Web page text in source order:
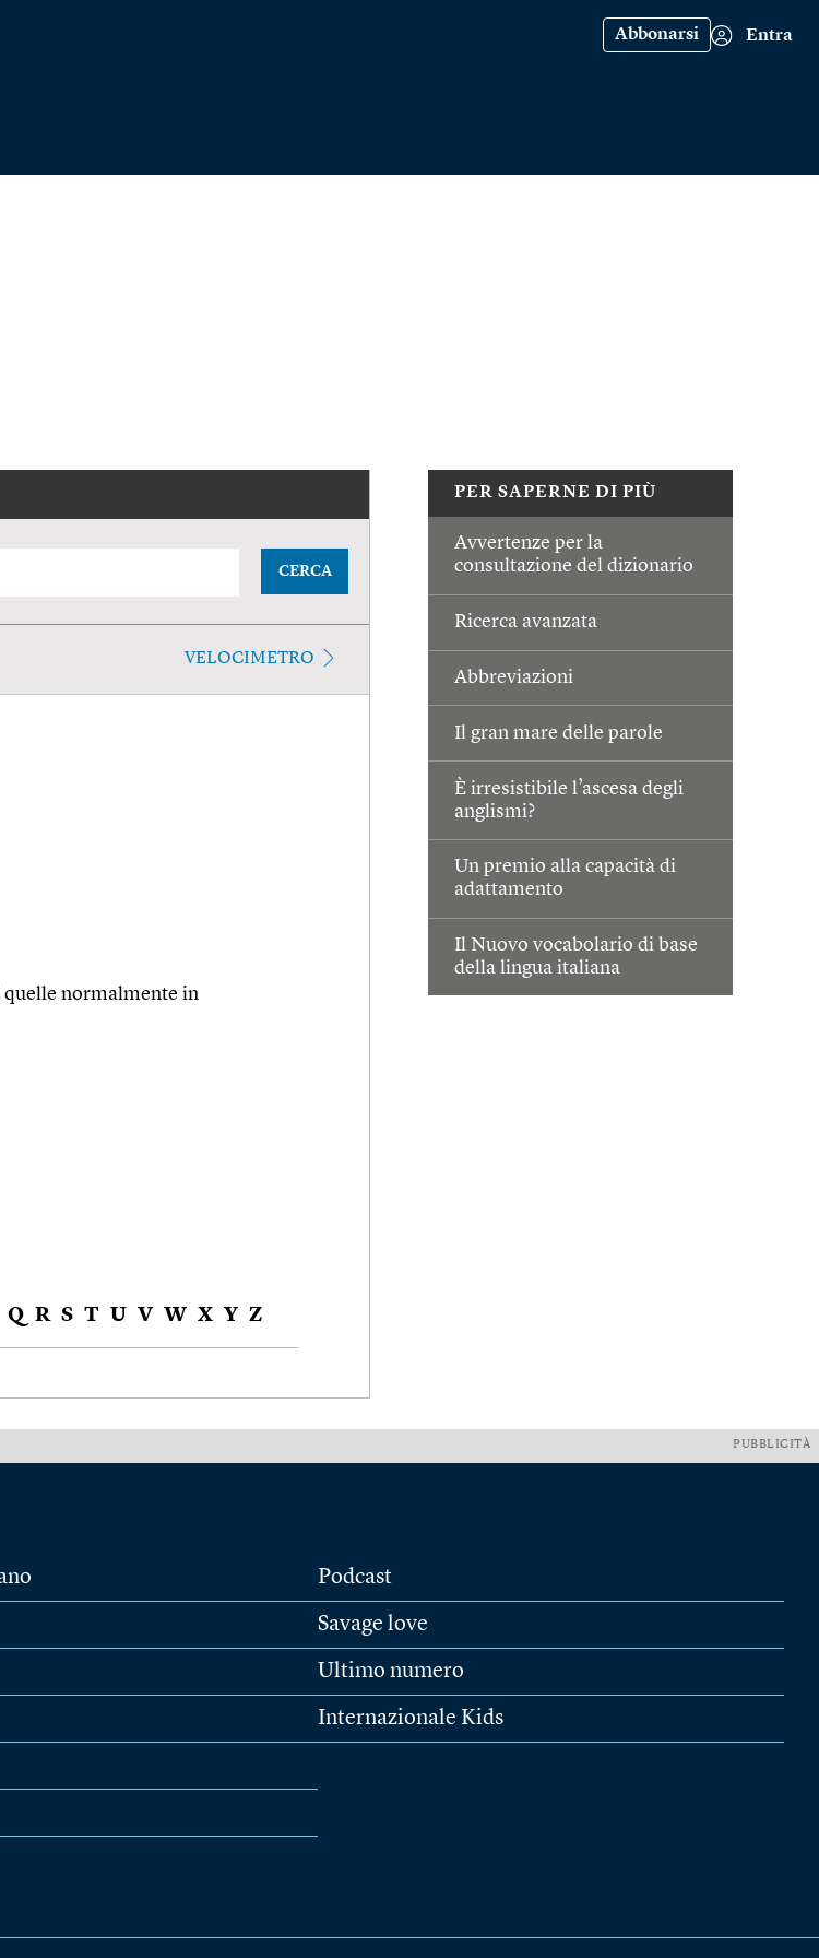
Abbonarsi Entra
PER SAPERNE DI PIÙ
Avvertenze per la
consultazione del dizionario
Ricerca avanzata
Abbreviazioni
Il gran mare delle parole
È irresistibile l’ascesa degli
anglismi?
Un premio alla capacità di
adattamento
Il Nuovo vocabolario di base
della lingua italiana
CERCA
VELOCIMETRO
quelle normalmente in
Q R S T U V W X Y Z
PUBBLICITÀ
Podcast
Savage love
Ultimo numero
Internazionale Kids